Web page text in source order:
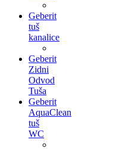
Geberit
tuš
kanalice
Geberit
Zidni
Odvod
Tuša
Geberit
AquaClean
tuš
WC